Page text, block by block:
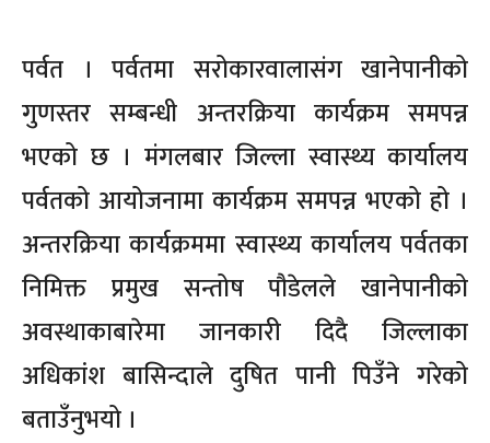
पर्वत । पर्वतमा सरोकारवालासंग खानेपानीको
गुणस्तर सम्बन्धी अन्तरक्रिया कार्यक्रम समपन्न
भएको छ । मंगलबार जिल्ला स्वास्थ्य कार्यालय
पर्वतको आयोजनामा कार्यक्रम समपन्न भएको हो ।
अन्तरक्रिया कार्यक्रममा स्वास्थ्य कार्यालय पर्वतका
निमिक्त प्रमुख सन्तोष पौडेलले खानेपानीको
अवस्थाकाबारेमा जानकारी दिदै जिल्लाका
अधिकांश बासिन्दाले दुषित पानी पिउँने गरेको
बताउँनुभयो ।